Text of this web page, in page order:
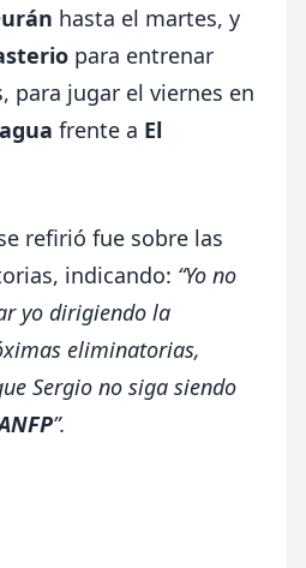
hasta el martes, y
para entrenar
para jugar el viernes en
frente a El
refirió fue sobre las
indicando: “Yo no
yo dirigiendo la
eliminatorias,
Sergio no siga siendo
”.